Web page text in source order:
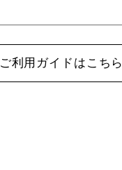
ご利用ガイドはこちら